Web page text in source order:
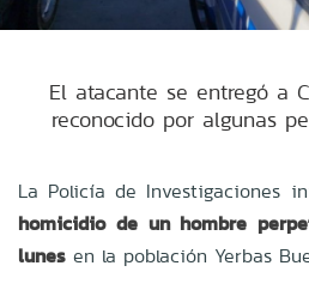
El atacante se entregó a
reconocido por algunas
La Policía de Investigaciones
homicidio de un hombre
lunes en la población Yerbas